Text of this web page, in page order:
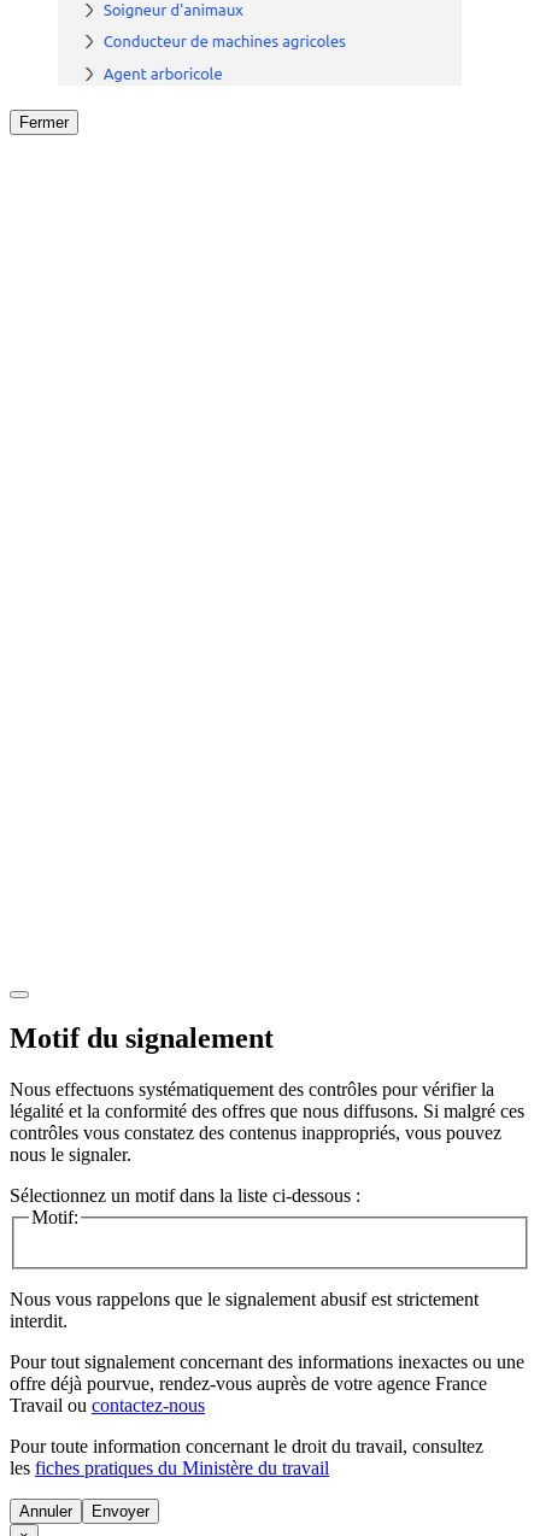
Fermer
Motif du signalement
Nous effectuons systématiquement des contrôles pour vérifier la
légalité et la conformité des offres que nous diffusons. Si malgré ces
contrôles vous constatez des contenus inappropriés, vous pouvez
nous le signaler.
Sélectionnez un motif dans la liste ci-dessous :
Motif:
Nous vous rappelons que le signalement abusif est strictement
interdit.
Pour tout signalement concernant des informations inexactes ou une
offre déjà pourvue, rendez-vous auprès de votre agence France
Travail ou contactez-nous
Pour toute information concernant le droit du travail, consultez
les fiches pratiques du Ministère du travail
Annuler